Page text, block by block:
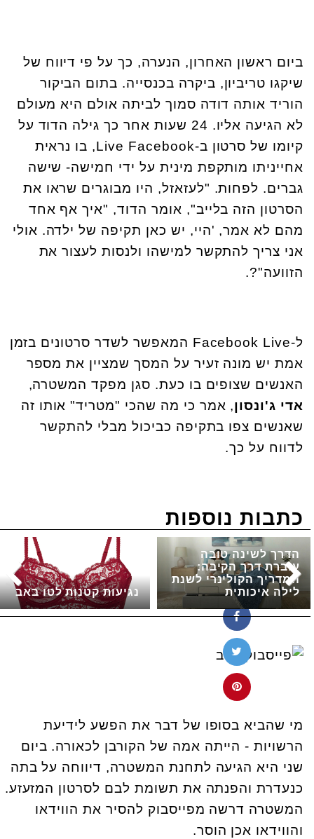
ביום ראשון האחרון, הנערה, כך על פי דיווח של
שיקגו טריביון, ביקרה בכנסייה. בתום הביקור
הוריד אותה דודה סמוך לביתה אולם היא מעולם
לא הגיעה אליו. 24 שעות אחר כך גילה הדוד על
קיומו של סרטון ב-Live Facebook, בו נראית
אחייניתו מותקפת מינית על ידי חמישה- שישה
גברים. לפחות. "לעזאזל, היו מבוגרים שראו את
הסרטון הזה בלייב", אומר הדוד, "איך אף אחד
מהם לא אמר, 'היי, יש כאן תקיפה של ילדה. אולי
אני צריך להתקשר למישהו ולנסות לעצור את
הזוועה"?.
ל-Facebook Live המאפשר לשדר סרטונים בזמן
אמת יש מונה זעיר על המסך שמציין את מספר
האנשים שצופים בו כעת. סגן מפקד המשטרה,
אדי ג'ונסון, אמר כי מה שהכי "מטריד" אותו זה
שאנשים צפו בתקיפה כביכול מבלי להתקשר
לדווח על כך.
כתבות נוספות
נגיעות קטנות לטו באב
הדרך לשינה טובה
עוברת דרך הקיבה:
המדריך הקולינרי לשנת
לילה איכותית
מי שהביא בסופו של דבר את הפשע לידיעת
הרשויות - הייתה אמה של הקורבן לכאורה. ביום
שני היא הגיעה לתחנת המשטרה, דיווחה על בתה
כנעדרת והפנתה את תשומת לבם לסרטון המזעזע.
המשטרה דרשה מפייסבוק להסיר את הווידאו
והווידאו אכן הוסר.